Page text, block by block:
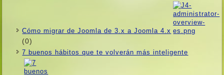
Cómo migrar de Joomla de 3.x a Joomla 4.x
(0)
7 buenos hábitos que te volverán más inteligente